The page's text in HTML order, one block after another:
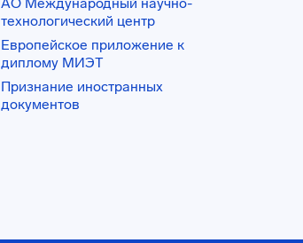
технологический центр
Европейское приложение к
диплому МИЭТ
Признание иностранных
документов